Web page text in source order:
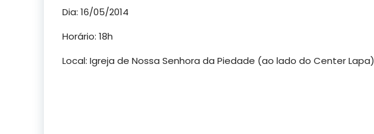
Dia: 16/05/2014
Horário: 18h
Local: Igreja de Nossa Senhora da Piedade (ao lado do Center Lapa)